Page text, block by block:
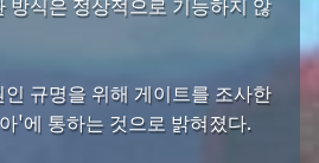
규명을 위해 게이트를 조사한
'에 통하는 것으로 밝혀졌다.